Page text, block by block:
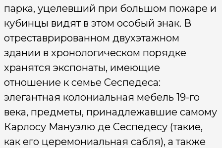
парка, уцелевший при большом пожаре и
кубинцы видят в этом особый знак. В
отреставрированном двухэтажном
здании в хронологическом порядке
хранятся экспонаты, имеющие
отношение к семье Сеспедеса:
элегантная колониальная мебель 19-го
века, предметы, принадлежавшие самому
Карлосу Мануэлю де Сеспедесу (такие,
как его церемониальная сабля), а также